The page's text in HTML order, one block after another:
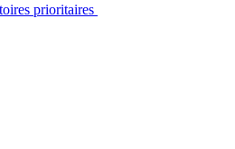
prioritaires